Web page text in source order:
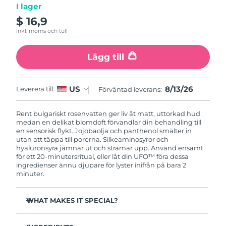
I lager
$ 16,9
Inkl. moms och tull
Lägg till
Leverera till: US Förväntad leverans: 8/13/26
Rent bulgariskt rosenvatten ger liv åt matt, uttorkad hud
medan en delikat blomdoft förvandlar din behandling till
en sensorisk flykt. Jojobaolja och panthenol smälter in
utan att täppa till porerna. Silkeaminosyror och
hyaluronsyra jämnar ut och stramar upp. Använd ensamt
för ett 20-minutersritual, eller låt din UFO™ föra dessa
ingredienser ännu djupare för lyster inifrån på bara 2
minuter.
WHAT MAKES IT SPECIAL?
Macao SAR
Malaysia Förväntad leverans8/15/26
Malta Förväntad leverans8/12/26
Mexiko Förväntad leverans8/16/26
Monaco Förväntad leverans 8/13/26
Nederländerna Förväntad leverans
Nya Zeeland Förväntad leverans8/12/26
Norge Förväntad leverans8/12/26
Oman Förväntad leverans8/15/26